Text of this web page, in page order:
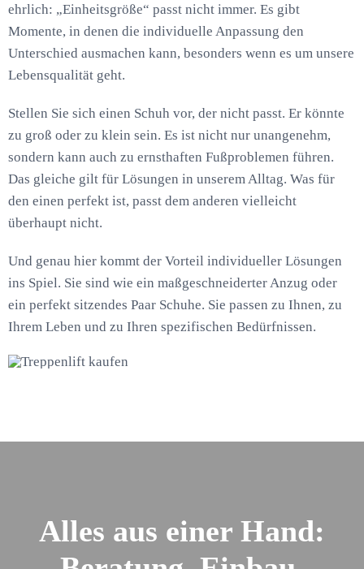
ehrlich: „Einheitsgröße“ passt nicht immer. Es gibt
Momente, in denen die individuelle Anpassung den
Unterschied ausmachen kann, besonders wenn es um unsere
Lebensqualität geht.
Stellen Sie sich einen Schuh vor, der nicht passt. Er könnte
zu groß oder zu klein sein. Es ist nicht nur unangenehm,
sondern kann auch zu ernsthaften Fußproblemen führen.
Das gleiche gilt für Lösungen in unserem Alltag. Was für
den einen perfekt ist, passt dem anderen vielleicht
überhaupt nicht.
Und genau hier kommt der Vorteil individueller Lösungen
ins Spiel. Sie sind wie ein maßgeschneiderter Anzug oder
ein perfekt sitzendes Paar Schuhe. Sie passen zu Ihnen, zu
Ihrem Leben und zu Ihren spezifischen Bedürfnissen.
Alles aus einer Hand: